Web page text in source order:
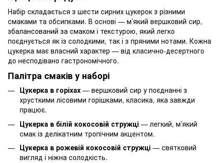
Набір складається з шести сирних цукерок з різними
смаками та обсипками. В основі — м’який вершковий сир,
збалансований за смаком і текстурою, який легко
поєднується як із солодкими, так і з пряними нотами. Кожна
цукерка має власний характер — від класично-десертного
до несподівано гастрономічного.
Палітра смаків у наборі
Цукерка в горіхах — вершковий сир у поєднанні з
хрусткими лісовими горішками, класика, яка завжди
працює.
Цукерка в білій кокосовій стружці — легкий, м’який
смак із делікатним тропічним акцентом.
Цукерка в рожевій кокосовій стружці — святковий
вигляд і ніжна солодкість.